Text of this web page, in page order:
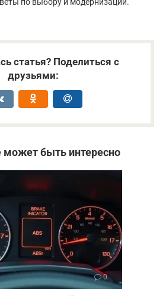
по выбору и модернизации.
статья? Поделиться с
друзьями:
быть интересно
0